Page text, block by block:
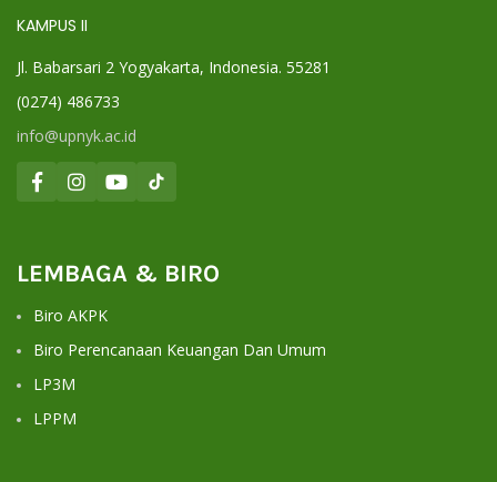
KAMPUS II
Jl. Babarsari 2 Yogyakarta, Indonesia. 55281
(0274) 486733
info@upnyk.ac.id
LEMBAGA & BIRO
Biro AKPK
Biro Perencanaan Keuangan Dan Umum
LP3M
LPPM